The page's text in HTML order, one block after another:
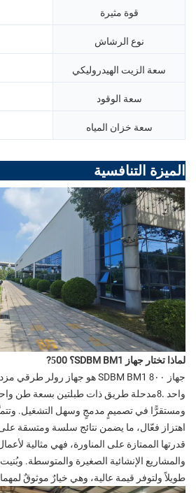
قوة مثيرة
نوع الرشاش
سعة الزيت الهيدروليكي
سعة الوقود
سعة خزان المياه
الميزة التنافسية
لماذا تختار جهاز SDBM BM1؟ 500?
جهاز SDBM BM1
8
٠٠ هو جهاز رولر طرقي
واحد .8 مدحلة طريق ذات طبلتين بسعة طن
ومستقرًّا في تصميمٍ مدمجٍ وسهل التشغيل.
اهتزاز فعّال، ما يضمن نتائج سلسة ومتسقة
قدرتها الممتازة على المناورة، فهي مثالية
طويلاً ولتوفر قيمة عالية، وهي خيارٌ موثوقٌ